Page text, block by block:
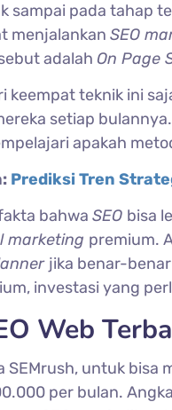
sampai pada tahap
menjalankan SEO
adalah On Page
keempat teknik ini
setiap
apakah
Prediksi Tren
bahwa SEO bisa
marketing premium.
jika benar-
investasi yang
Web
SEMrush, untuk bisa
per bulan.